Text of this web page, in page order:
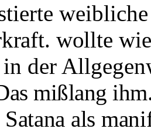
wollte
der
mißlang
als